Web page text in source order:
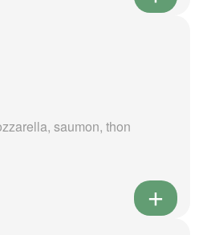
saumon, thon